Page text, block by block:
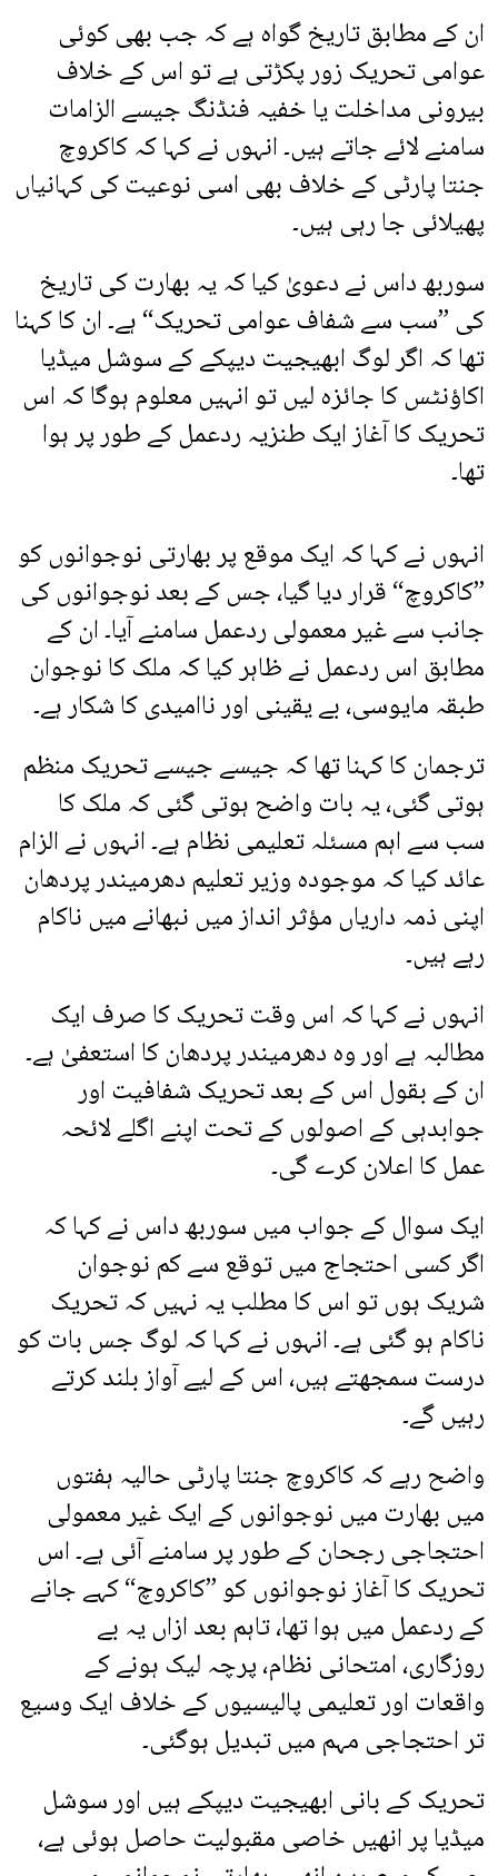
ان کے مطابق تاریخ گواہ ہے کہ جب بھی کوئی
عوامی تحریک زور پکڑتی ہے تو اس کے خلاف
بیرونی مداخلت یا خفیہ فنڈنگ جیسے الزامات
سامنے لائے جاتے ہیں۔ انہوں نے کہا کہ کاکروچ
جنتا پارٹی کے خلاف بھی اسی نوعیت کی کہانیاں
پھیلائی جا رہی ہیں۔
سوربھ داس نے دعویٰ کیا کہ یہ بھارت کی تاریخ
کی ”سب سے شفاف عوامی تحریک“ ہے۔ ان کا کہنا
تھا کہ اگر لوگ ابھیجیت دیپکے کے سوشل میڈیا
اکاؤنٹس کا جائزہ لیں تو انہیں معلوم ہوگا کہ اس
تحریک کا آغاز ایک طنزیہ ردعمل کے طور پر ہوا
تھا۔
انہوں نے کہا کہ ایک موقع پر بھارتی نوجوانوں کو
”کاکروچ“ قرار دیا گیا، جس کے بعد نوجوانوں کی
جانب سے غیر معمولی ردعمل سامنے آیا۔ ان کے
مطابق اس ردعمل نے ظاہر کیا کہ ملک کا نوجوان
طبقہ مایوسی، بے یقینی اور ناامیدی کا شکار ہے۔
ترجمان کا کہنا تھا کہ جیسے جیسے تحریک منظم
ہوتی گئی، یہ بات واضح ہوتی گئی کہ ملک کا
سب سے اہم مسئلہ تعلیمی نظام ہے۔ انہوں نے الزام
عائد کیا کہ موجودہ وزیر تعلیم دھرمیندر پردھان
اپنی ذمہ داریاں مؤثر انداز میں نبھانے میں ناکام
رہے ہیں۔
انہوں نے کہا کہ اس وقت تحریک کا صرف ایک
مطالبہ ہے اور وہ دھرمیندر پردھان کا استعفیٰ ہے۔
ان کے بقول اس کے بعد تحریک شفافیت اور
جوابدہی کے اصولوں کے تحت اپنے اگلے لائحہ
عمل کا اعلان کرے گی۔
ایک سوال کے جواب میں سوربھ داس نے کہا کہ
اگر کسی احتجاج میں توقع سے کم نوجوان
شریک ہوں تو اس کا مطلب یہ نہیں کہ تحریک
ناکام ہو گئی ہے۔ انہوں نے کہا کہ لوگ جس بات کو
درست سمجھتے ہیں، اس کے لیے آواز بلند کرتے
رہیں گے۔
واضح رہے کہ کاکروچ جنتا پارٹی حالیہ ہفتوں
میں بھارت میں نوجوانوں کے ایک غیر معمولی
احتجاجی رجحان کے طور پر سامنے آئی ہے۔ اس
تحریک کا آغاز نوجوانوں کو ”کاکروچ“ کہے جانے
کے ردعمل میں ہوا تھا، تاہم بعد ازاں یہ بے
روزگاری، امتحانی نظام، پرچہ لیک ہونے کے
واقعات اور تعلیمی پالیسیوں کے خلاف ایک وسیع
تر احتجاجی مہم میں تبدیل ہوگئی۔
تحریک کے بانی ابھیجیت دیپکے ہیں اور سوشل
میڈیا پر انھیں خاصی مقبولیت حاصل ہوئی ہے،